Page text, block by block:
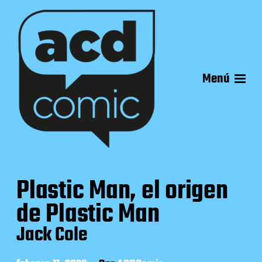
Menú
Plastic Man, el origen
de Plastic Man
Jack Cole